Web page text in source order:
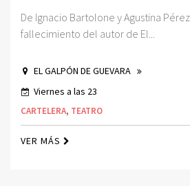
De Ignacio Bartolone y Agustina
fallecimiento del autor de El...
EL GALPÓN DE GUEVARA
Viernes a las 23
CARTELERA, TEATRO
VER MÁS